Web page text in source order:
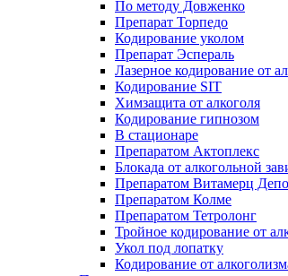
По методу Довженко
Препарат Торпедо
Кодирование уколом
Препарат Эспераль
Лазерное кодирование от
Кодирование SIT
Химзащита от алкоголя
Кодирование гипнозом
В стационаре
Препаратом Актоплекс
Блокада от алкогольной
Препаратом Витамерц Депо
Препаратом Колме
Препаратом Тетролонг
Тройное кодирование от
Укол под лопатку
Кодирование от